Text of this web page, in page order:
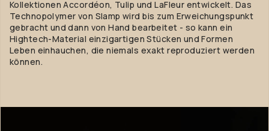
Kollektionen Accordéon, Tulip und LaFleur entwickelt. Das
Technopolymer von Slamp wird bis zum Erweichungspunkt
gebracht und dann von Hand bearbeitet - so kann ein
Hightech-Material einzigartigen Stücken und Formen
Leben einhauchen, die niemals exakt reproduziert werden
können.